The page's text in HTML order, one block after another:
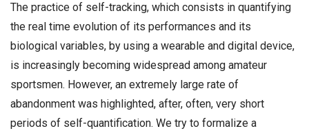
The practice of self-tracking, which consists in quantifying
the real time evolution of its performances and its
biological variables, by using a wearable and digital device,
is increasingly becoming widespread among amateur
sportsmen. However, an extremely large rate of
abandonment was highlighted, after, often, very short
periods of self-quantification. We try to formalize a